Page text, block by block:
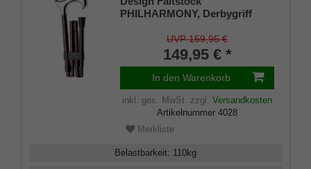
PHILHARMONY, Derbygriff
Carbon Ebenholz-Furnier
braun, Chromring, faltbar, 85-
95 cm, Damen Herren Gehstock
UVP 159,95 €
149,95 € *
In den Warenkorb
inkl. ges. MwSt. zzgl. Versandkosten
Artikelnummer 4028
Merkliste
Belastbarkeit: 110kg